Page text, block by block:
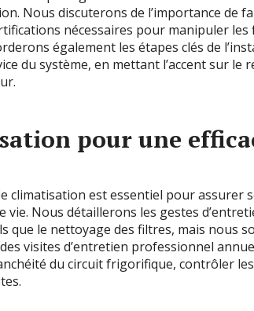
Nous discuterons de l’importance de
nécessaires pour manipuler les
également les étapes clés de
du système, en mettant l’accent sur le
pour une
climatisation est essentiel pour assurer
Nous détaillerons les gestes
que le nettoyage des filtres, mais nous
visites d’entretien professionnel
du circuit frigorifique, contrôler